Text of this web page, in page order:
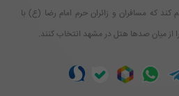
کند که مسافران و زائران حرم امام رضا (ع) با
از میان صدها هتل در مشهد انتخاب کنند.